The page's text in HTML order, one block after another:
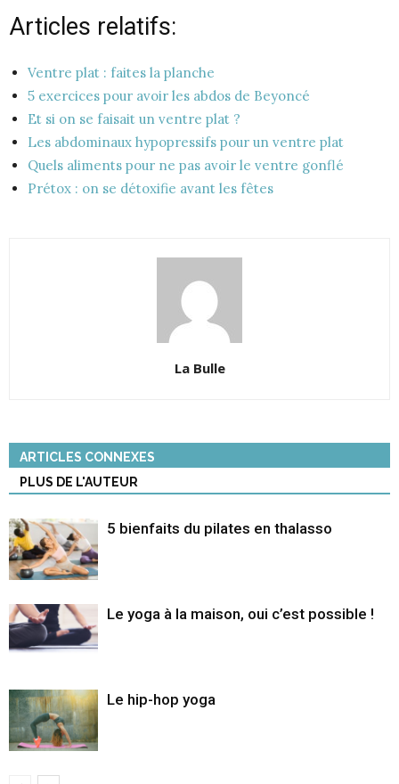
Articles relatifs:
Ventre plat : faites la planche
5 exercices pour avoir les abdos de Beyoncé
Et si on se faisait un ventre plat ?
Les abdominaux hypopressifs pour un ventre plat
Quels aliments pour ne pas avoir le ventre gonflé
Prétox : on se détoxifie avant les fêtes
La Bulle
ARTICLES CONNEXES
PLUS DE L'AUTEUR
5 bienfaits du pilates en thalasso
Le yoga à la maison, oui c’est possible !
Le hip-hop yoga